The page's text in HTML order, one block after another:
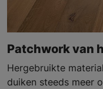
Patchwork van
Hergebruikte
duiken steeds meer